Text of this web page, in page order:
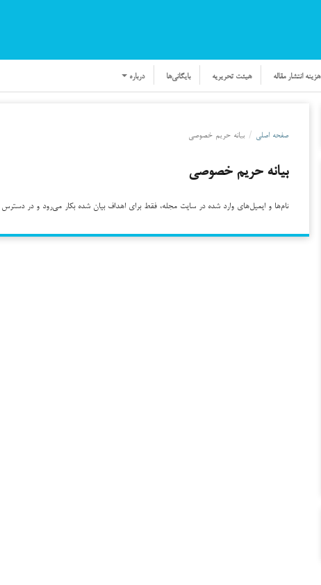
هزینه انتشار مقاله هیئت تحریریه بایگانی‌ها درباره
صفحه اصلی / بیانه حریم خصوصی
بیانه حریم خصوصی
نام‌ها و ایمیل‌های وارد شده در سایت مجله، فقط برای اهداف بیان شده بکار می‌رود و در